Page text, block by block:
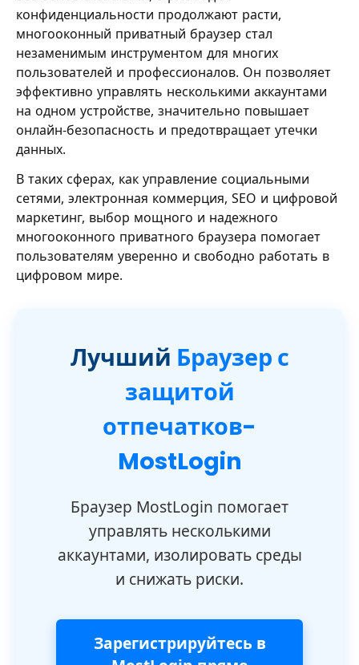
конфиденциальности продолжают расти,
многооконный приватный браузер стал
незаменимым инструментом для многих
пользователей и профессионалов. Он позволяет
эффективно управлять несколькими аккаунтами
на одном устройстве, значительно повышает
онлайн-безопасность и предотвращает утечки
данных.
В таких сферах, как управление социальными
сетями, электронная коммерция, SEO и цифровой
маркетинг, выбор мощного и надежного
многооконного приватного браузера помогает
пользователям уверенно и свободно работать в
цифровом мире.
Лучший Браузер с
защитой
отпечатков-
MostLogin
Браузер MostLogin помогает
управлять несколькими
аккаунтами, изолировать среды
и снижать риски.
Зарегистрируйтесь в